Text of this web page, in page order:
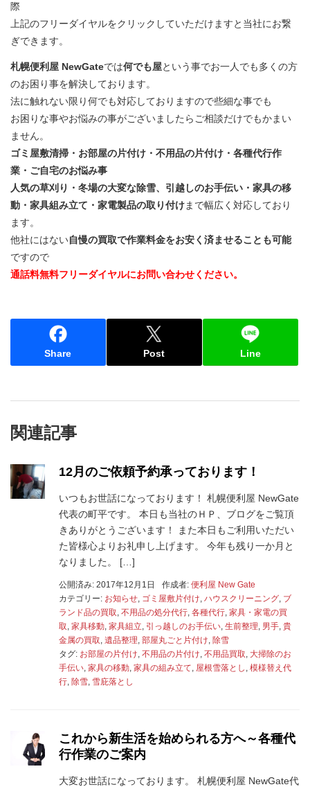
際
上記のフリーダイヤルをクリックしていただけますと当社にお繋
ぎできます。
札幌便利屋 NewGateでは何でも屋という事でお一人でも多くの方
のお困り事を解決しております。
法に触れない限り何でも対応しておりますので些細な事でも
お困りな事やお悩みの事がございましたらご相談だけでもかまい
ません。
ゴミ屋敷清掃・お部屋の片付け・不用品の片付け・各種代行作
業・ご自宅のお悩み事
人気の草刈り・冬場の大変な除雪、引越しのお手伝い・家具の移
動・家具組み立て・家電製品の取り付けまで幅広く対応しており
ます。
他社にはない自慢の買取で作業料金をお安く済ませることも可能
ですので
通話料無料フリーダイヤルにお問い合わせください。
Share Post Line
関連記事
12月のご依頼予約承っております！
いつもお世話になっております！ 札幌便利屋 NewGate
代表の町平です。 本日も当社のＨＰ、ブログをご覧頂
きありがとうございます！ また本日もご利用いただい
た皆様心よりお礼申し上げます。 今年も残り一か月と
なりました。 […]
公開済み: 2017年12月1日 作成者: 便利屋 New Gate
カテゴリー: お知らせ, ゴミ屋敷片付け, ハウスクリーニング, ブ
ランド品の買取, 不用品の処分代行, 各種代行, 家具・家電の買
取, 家具移動, 家具組立, 引っ越しのお手伝い, 生前整理, 男手, 貴
金属の買取, 遺品整理, 部屋丸ごと片付け, 除雪
タグ: お部屋の片付け, 不用品の片付け, 不用品買取, 大掃除のお
手伝い, 家具の移動, 家具の組み立て, 屋根雪落とし , 模様替え代
行, 除雪, 雪庇落とし
これから新生活を始められる方へ～各種代
行作業のご案内
大変お世話になっております。 札幌便利屋 NewGate代